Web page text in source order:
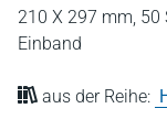
210 X 297 mm, 50
Einband
aus der Reihe: